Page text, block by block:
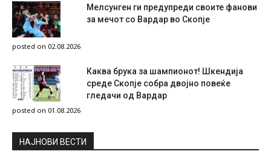
Мелсунген ги предупреди своите фанови
за мечот со Вардар во Скопје
posted on 02.08.2026
Каква брука за шампионот! Шкендија
среде Скопје собра двојно повеќе
гледачи од Вардар
posted on 01.08.2026
НAЈНОВИ ВЕСТИ